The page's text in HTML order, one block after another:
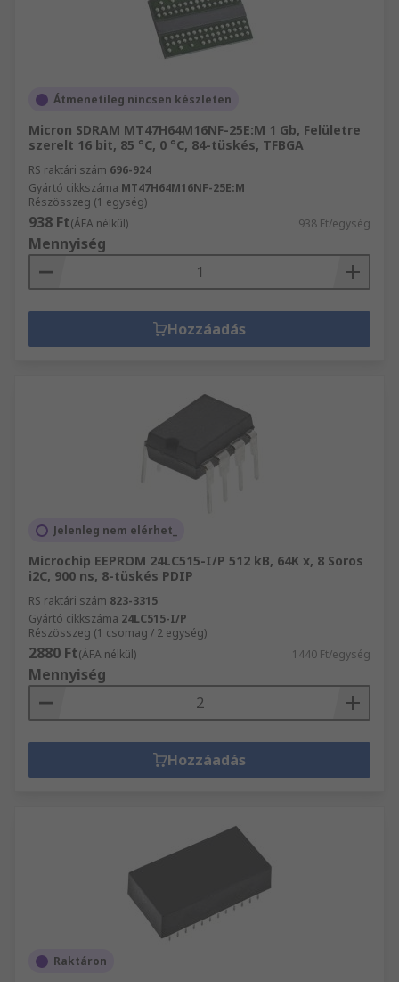
Átmenetileg nincsen készleten
Micron SDRAM MT47H64M16NF-25E:M 1 Gb, Felületre
szerelt 16 bit, 85 °C, 0 °C, 84-tüskés, TFBGA
RS raktári szám 696-924
Gyártó cikkszáma MT47H64M16NF-25E:M
Részösszeg (1 egység)
938 Ft(ÁFA nélkül) 938 Ft/egység
Mennyiség
Hozzáadás
Jelenleg nem elérhet_
Microchip EEPROM 24LC515-I/P 512 kB, 64K x, 8 Soros
i2C, 900 ns, 8-tüskés PDIP
RS raktári szám 823-3315
Gyártó cikkszáma 24LC515-I/P
Részösszeg (1 csomag / 2 egység)
2880 Ft(ÁFA nélkül) 1440 Ft/egység
Mennyiség
Hozzáadás
Raktáron